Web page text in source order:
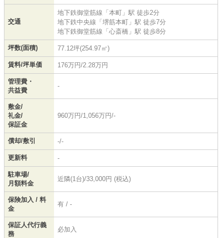
交通
地下鉄御堂筋線 「本町 」駅 徒歩2分
地下鉄中央線 「堺筋本町 」駅 徒歩7分
地下鉄御堂筋線 「心斎橋 」駅 徒歩8分
坪数(面積) 77.12坪(254.97㎡)
賃料/坪単価 176万円/2.28万円
管理費・
共益費
-
敷金/
礼金/
保証金
960万円/1,056万円/-
償却/敷引 -/-
更新料 -
駐車場/
月額料金
近隣(1台)/33,000円 (税込)
保険加入 / 料
金
有 / -
保証人代行義
務
必加入